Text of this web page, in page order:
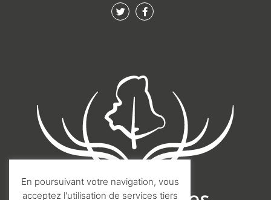
En poursuivant votre navigation, vous
acceptez l'utilisation de services tiers